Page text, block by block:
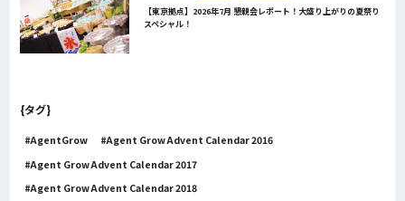
【東京拠点】2026年7月 懇親会レポート！大盛り上がりの夏祭り
スペシャル！
{タグ}
AgentGrow
Agent Grow Advent Calendar 2016
Agent Grow Advent Calendar 2017
Agent Grow Advent Calendar 2018